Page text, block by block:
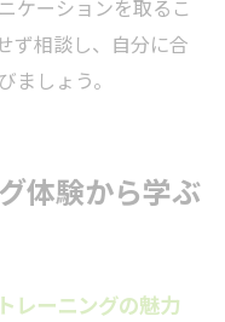
ケーションを取るこ
ず相談し、自分に合
ましょう。
体験から学ぶ
レーニングの魅力